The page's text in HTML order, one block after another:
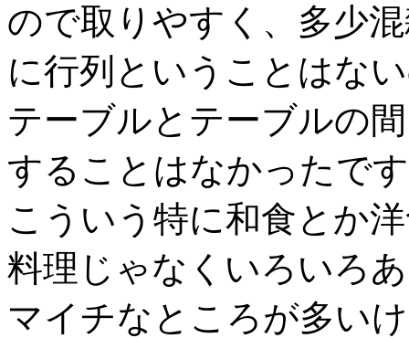
ので取りやすく、多少
に行列ということはな
テーブルとテーブルの
することはなかったで
こういう特に和食とか
料理じゃなくいろいろ
マイチなところが多い